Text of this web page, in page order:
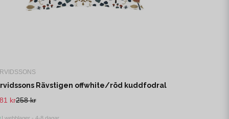
Rävstigen offwhite/röd kuddfodral
258 kr
kr